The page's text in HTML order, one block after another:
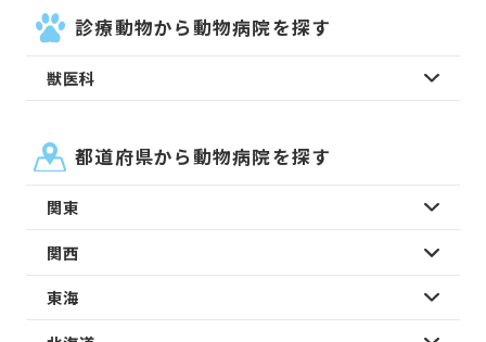
診療動物から動物病院を探す
獣医科
都道府県から動物病院を探す
関東
関西
東海